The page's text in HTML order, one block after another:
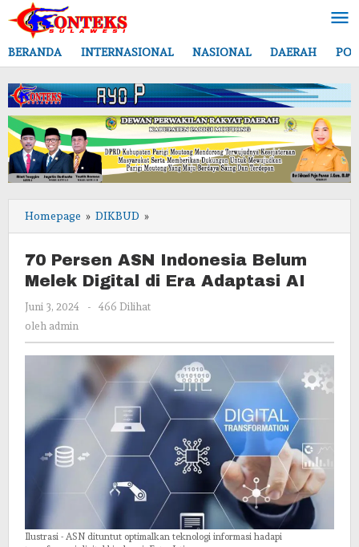
Lewati
ke
konten
BERANDA
INTERNASIONAL NASIONAL DAERAH
Homepage » DIKBUD »
Persen
Indonesia
Belum
Adaptasi
AI
70 Persen ASN Indonesia Belum
Melek Digital di Era Adaptasi AI
Juni 3, 2024
oleh
-
466 Dilihat
oleh admin
Ilustrasi - ASN dituntut optimalkan teknologi informasi hadapi